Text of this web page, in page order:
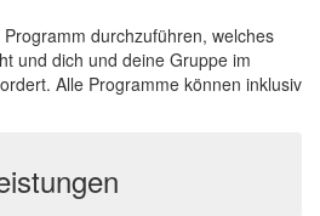
durchzuführen, welches
und dich und deine Gruppe im
Alle Programme können inklusiv